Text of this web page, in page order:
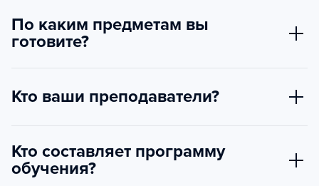
По каким предметам вы
готовите?
Кто ваши преподаватели?
Кто составляет программу
обучения?